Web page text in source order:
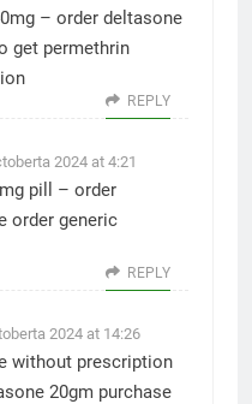
– order deltasone
get permethrin
REPLY
2024 at 4:21
pill – order
order generic
REPLY
2024 at 14:26
without prescription
20gm purchase